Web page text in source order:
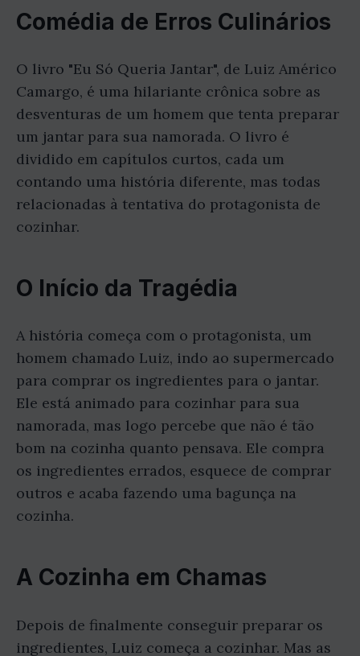
Comédia de Erros Culinários
O livro "Eu Só Queria Jantar", de Luiz Américo
Camargo, é uma hilariante crônica sobre as
desventuras de um homem que tenta preparar
um jantar para sua namorada. O livro é
dividido em capítulos curtos, cada um
contando uma história diferente, mas todas
relacionadas à tentativa do protagonista de
cozinhar.
O Início da Tragédia
A história começa com o protagonista, um
homem chamado Luiz, indo ao supermercado
para comprar os ingredientes para o jantar.
Ele está animado para cozinhar para sua
namorada, mas logo percebe que não é tão
bom na cozinha quanto pensava. Ele compra
os ingredientes errados, esquece de comprar
outros e acaba fazendo uma bagunça na
cozinha.
A Cozinha em Chamas
Depois de finalmente conseguir preparar os
ingredientes, Luiz começa a cozinhar. Mas as